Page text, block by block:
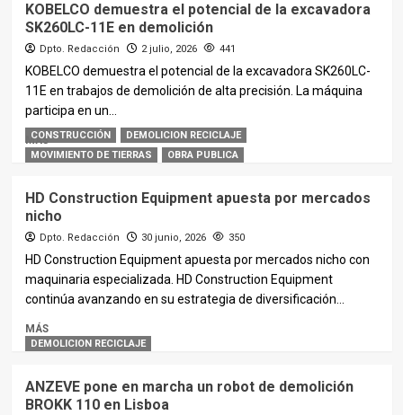
KOBELCO demuestra el potencial de la excavadora
SK260LC-11E en demolición
Dpto. Redacción 2 julio, 2026 441
KOBELCO demuestra el potencial de la excavadora SK260LC-
11E en trabajos de demolición de alta precisión. La máquina
participa en un...
MÁS
CONSTRUCCIÓN
DEMOLICION RECICLAJE
MOVIMIENTO DE TIERRAS
OBRA PUBLICA
HD Construction Equipment apuesta por mercados
nicho
Dpto. Redacción 30 junio, 2026 350
HD Construction Equipment apuesta por mercados nicho con
maquinaria especializada. HD Construction Equipment
continúa avanzando en su estrategia de diversificación...
MÁS
DEMOLICION RECICLAJE
ANZEVE pone en marcha un robot de demolición
BROKK 110 en Lisboa